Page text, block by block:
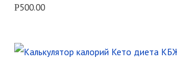
Р500.00